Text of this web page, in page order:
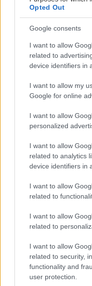
Opted Out
Google consents
I want to allow
related to
device identifiers in
I want to allow my
Google for online
I want to allow
personalized
I want to allow
related to analytics
device identifiers in
I want to allow
related to
I want to allow
related to
I want to allow
related to security,
functionality and
user protection.